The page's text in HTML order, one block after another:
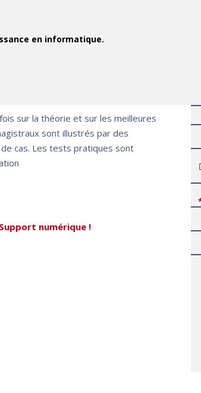
en informatique.
sur la théorie et sur les meilleures
sont illustrés par des
cas. Les tests pratiques sont
numérique !